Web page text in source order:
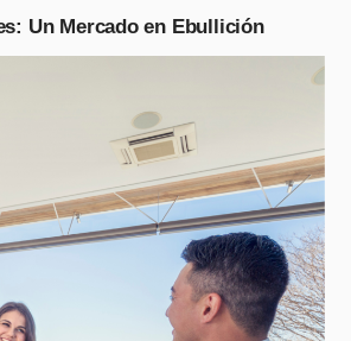
Un Mercado en Ebullición